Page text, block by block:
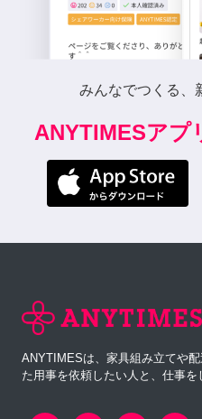
みんなでつくる、
ANYTIMESアプ
ANYTIMESは、家具組み立てや
た用事を依頼したい人と、仕事を